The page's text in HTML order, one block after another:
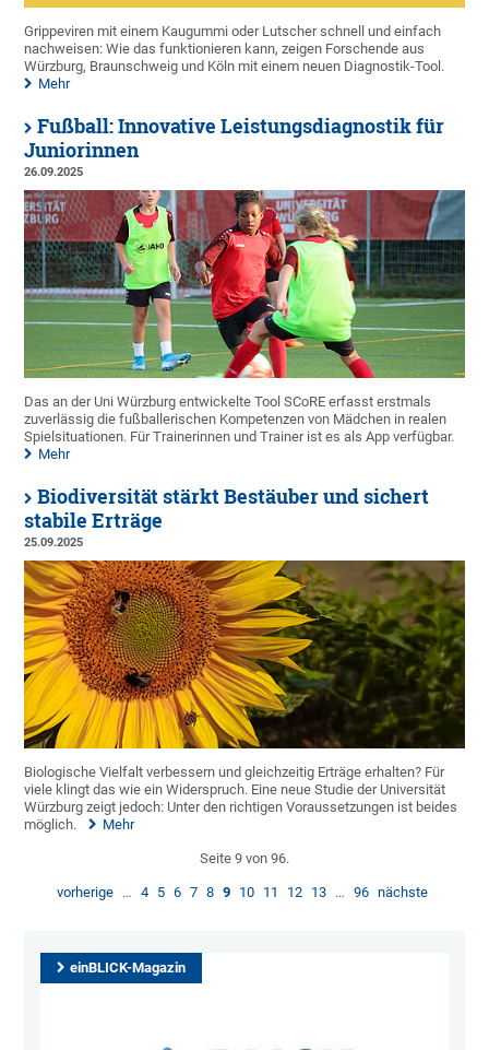
Grippeviren mit einem Kaugummi oder Lutscher schnell und einfach
nachweisen: Wie das funktionieren kann, zeigen Forschende aus
Würzburg, Braunschweig und Köln mit einem neuen Diagnostik-Tool.
Mehr
Fußball: Innovative Leistungsdiagnostik für
Juniorinnen
26.09.2025
Das an der Uni Würzburg entwickelte Tool SCoRE erfasst erstmals
zuverlässig die fußballerischen Kompetenzen von Mädchen in realen
Spielsituationen. Für Trainerinnen und Trainer ist es als App verfügbar.
Mehr
Biodiversität stärkt Bestäuber und sichert
stabile Erträge
25.09.2025
Biologische Vielfalt verbessern und gleichzeitig Erträge erhalten? Für
viele klingt das wie ein Widerspruch. Eine neue Studie der Universität
Würzburg zeigt jedoch: Unter den richtigen Voraussetzungen ist beides
möglich.
Mehr
Seite 9 von 96.
vorherige … 4 5 6 7 8 9 10 11 12 13 … 96 nächste
einBLICK-Magazin